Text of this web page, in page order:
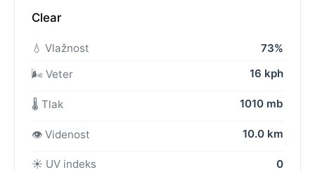
Clear
💧 Vlažnost
73%
🌬️ Veter
16 kph
🌡️ Tlak 1010 mb
👁️ Videnost 10.0 km
☀️ UV indeks 0